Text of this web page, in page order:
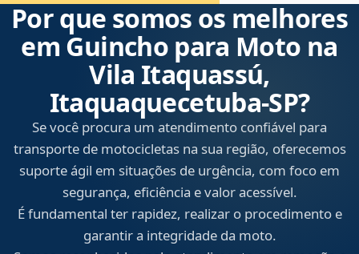
Por que somos os melhores
em Guincho para Moto na
Vila Itaquassú,
Itaquaquecetuba‑SP?
Se você procura um atendimento confiável para
transporte de motocicletas na sua região, oferecemos
suporte ágil em situações de urgência, com foco em
segurança, eficiência e valor acessível.
É fundamental ter rapidez, realizar o procedimento e
garantir a integridade da moto.